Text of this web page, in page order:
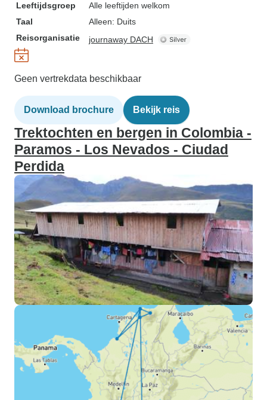
Leeftijdsgroep
Alle leeftijden welkom
Taal
Alleen: Duits
Reisorganisatie
journaway DACH
Geen vertrekdata beschikbaar
Download brochure Bekijk reis
Trektochten en bergen in Colombia -
Paramos - Los Nevados - Ciudad
Perdida